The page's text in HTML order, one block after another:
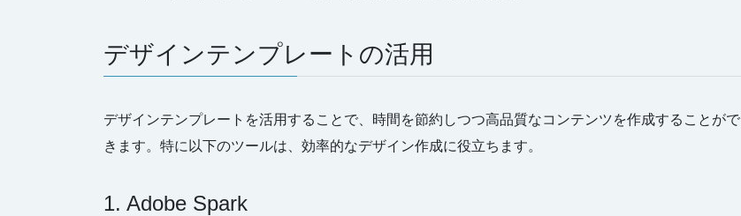
デザインテンプレートの活用
デザインテンプレートを活用することで、時間を節約しつつ高品質なコンテンツを作成することがで
きます。特に以下のツールは、効率的なデザイン作成に役立ちます。
1. Adobe Spark